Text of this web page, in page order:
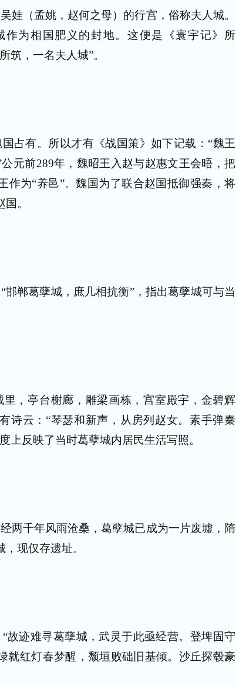
娃（孟姚，赵何之母）的行宫，俗称夫人城。
作为相国肥义的封地。这便是《寰宇记》所
筑，一名夫人城”。
占有。所以才有《战国策》如下记载：“魏王
元前289年，魏昭王入赵与赵惠文王会晤，把
作为“养邑”。魏国为了联合赵国抵御强秦，将
。
邯郸葛孽城，庶几相抗衡”，指出葛孽城可与当
，亭台榭廊，雕梁画栋，宫室殿宇，金碧辉
诗云：“琴瑟和新声，从房列赵女。素手弹秦
上反映了当时葛孽城内居民生活写照。
两千年风雨沧桑，葛孽城已成为一片废墟，隋
现仅存遗址。
故迹难寻葛孽城，武灵于此亟经营。登埤固守
就红灯春梦醒，颓垣败础旧基倾。沙丘探毂豪